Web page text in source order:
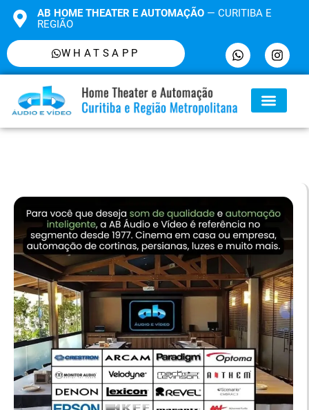
AB HOME THEATER E AUTOMAÇÃO— CURITIBA E
REGIÃO
WHATSAPP